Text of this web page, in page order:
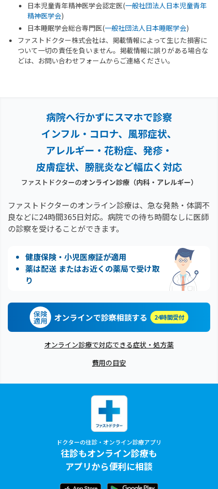
日本児童青年精神医学会認定医(一般社団法人日本児童青年
精神医学会)
日本睡眠学会総合専門医(一般社団法人日本睡眠学会)
ファストドクター株式会社は、掲載情報によって生じた損害に
ついて一切の責任を負いません。掲載情報に誤りがある場合な
どは、お問い合わせフォームからご連絡ください。
病院へ行かずにスマホで診察
インフル・コロナ、風邪症状、
アレルギー・花粉症、 発疹・
皮膚症状、膀胱炎など幅広く対応
ファストドクターのオンライン診療（内科・アレルギー）
ファストドクターのオンライン診療は、急な発熱・体調不
良などに24時間365日対応。 病院での待ち時間なしに医師
の診察を受けることができます。
健康保険・小児医療証が適用
薬は配送 またはお近くの薬局で受け取
り
保険
適用 オンラインで診察相談する 24時間受付
オンライン診療で対応できる症状・処方薬
費用の目安
ドクターの往診・オンライン診療アプリ
往診もオンライン診療も
アプリから便利に相談